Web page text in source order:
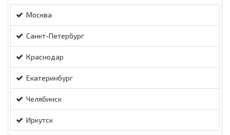
Москва
Санкт-Петербург
Краснодар
Екатеринбург
Челябинск
Иркутск